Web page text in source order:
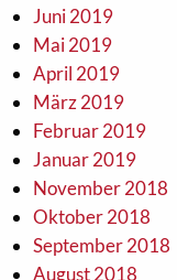
Juni 2019
Mai 2019
April 2019
März 2019
Februar 2019
Januar 2019
November 2018
Oktober 2018
September 2018
August 2018